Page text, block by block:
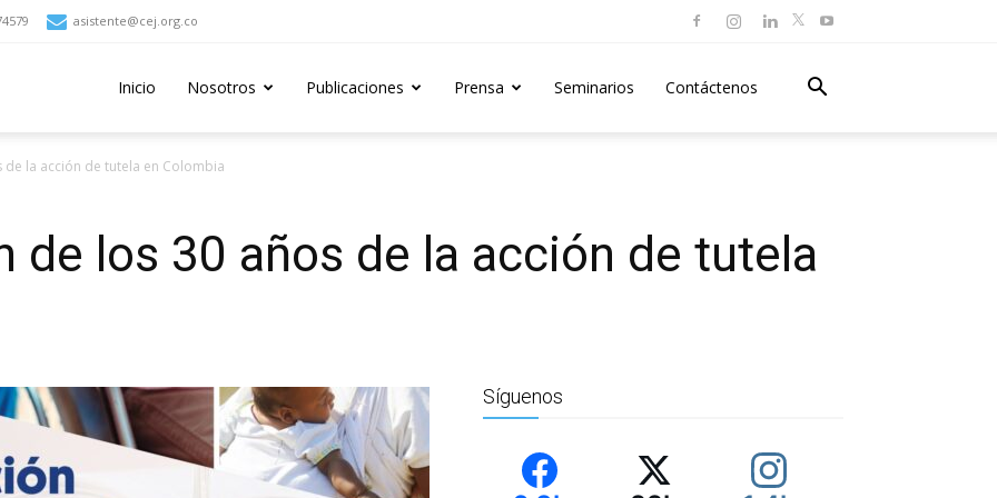
asistente@cej.org.co
Inicio Nosotros Publicaciones Prensa Seminarios Contáctenos
la acción de tutela en Colombia
de los 30 años de la acción de tutela
Síguenos